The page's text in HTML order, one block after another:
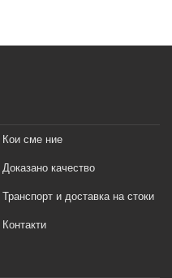
Кои сме ние
Доказано качество
Транспорт и доставка на стоки
Контакти